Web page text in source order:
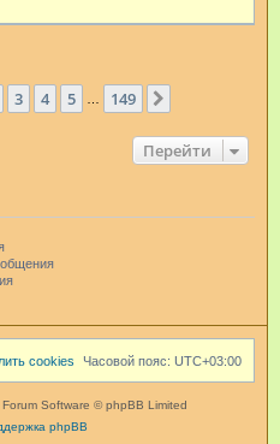
из 149
3 4 5 149
Перейти
Часовой пояс: UTC+03:00
cookies
Software © phpBB Limited
phpBB